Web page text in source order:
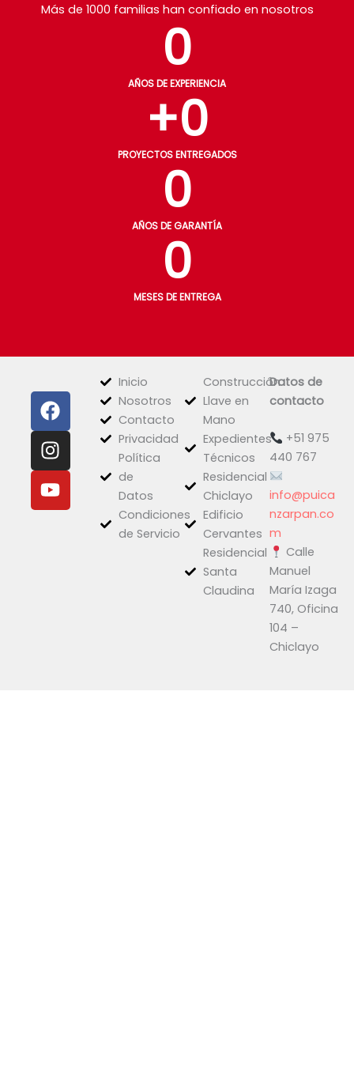
Más de 1000 familias han confiado en nosotros
AÑOS DE EXPERIENCIA
0
PROYECTOS ENTREGADOS
+0
AÑOS DE GARANTÍA
0
MESES DE ENTREGA
0
F
a
c
e
b
o
o
I
n
s
t
a
g
r
Y
o
u
t
u
b
e
Inicio
Nosotros
Contacto
Privacidad
Política
de
Datos
Condiciones
de Servicio
Construcción
Llave en
Mano
Expedientes
Técnicos
Residencial
Chiclayo
Edificio
Cervantes
Residencial
Santa
Claudina
Datos de
contacto
+51 975
440 767
info@puica
nzarpan.co
m
Calle
Manuel
María Izaga
740, Oficina
104 –
Chiclayo